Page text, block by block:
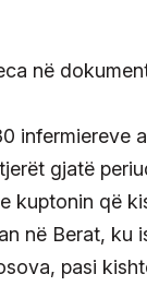
në
infermiereve
gjatë
kuptonin që
në Berat, ku
pasi